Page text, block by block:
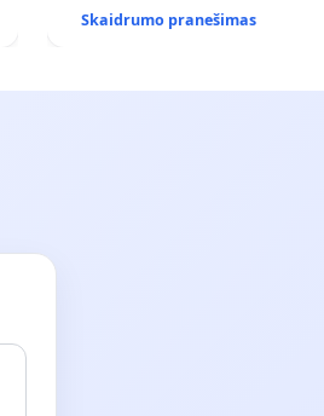
(IŠPIRKIMO) IR JO PRITAIKYMO
VIEŠAJAI ŽELDYNŲ FUNKCIJAI
Skaidrumo pranešimas